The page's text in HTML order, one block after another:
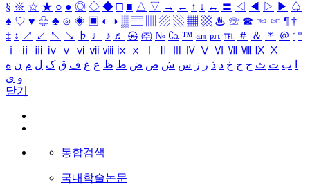
§ ※ ☆ ★ ○ ● ◎ ◇ ◆ □ ■ △ ▽ → ← ↑ ↓ ↔ 〓 ◁ ◀ ▷ ▶ ♤
♠ ♡ ♥ ♧ ♣ ⊙ ◈ ▣ ◐ ◑ ▒ ▤ ▨ ▧ ▦ ▩ ♨ ☏ ☎ ☜ ☞ ¶ †
‡ ↕ ↗ ↙ ↖ ↘ ♭ ♩ ♪ ♬ ㉿ ㈜ № ㏇ ™ ㏂ ㏘ ℡ ＃ ＆ ＊ ＠ ª º
ⅰ
ⅱ ⅲ ⅳ ⅴ ⅵ ⅶ ⅷ ⅸ ⅹ Ⅳ Ⅴ Ⅵ Ⅶ Ⅷ Ⅸ Ⅹ
ب ت ث ج ح خ د ذ ر ز س ش ص ض ط ظ ع غ ف ق ک ل م ن ه
و ی
닫기
통합검색
국내학술논문